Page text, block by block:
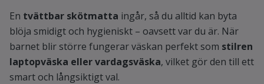
En tvättbar skötmatta ingår, så du alltid kan byta
blöja smidigt och hygieniskt – oavsett var du är. När
barnet blir större fungerar väskan perfekt som stilren
laptopväska eller vardagsväska, vilket gör den till ett
smart och långsiktigt val.